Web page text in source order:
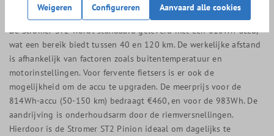
bedraagt €429 en voor een verende zadelpen is het €245.
De Stromer ST2 wordt standaard geleverd met een 618Wh-accu,
wat een bereik biedt tussen 40 en 120 km. De werkelijke afstand
is afhankelijk van factoren zoals buitentemperatuur en
motorinstellingen. Voor fervente fietsers is er ook de
mogelijkheid om de accu te upgraden. De meerprijs voor de
814Wh-accu (50-150 km) bedraagt €460, en voor de 983Wh. De
aandrijving is onderhoudsarm door de riemversnellingen.
Hierdoor is de Stromer ST2 Pinion ideaal om dagelijks te
Weigeren Configureren Aanvaard alle cookies